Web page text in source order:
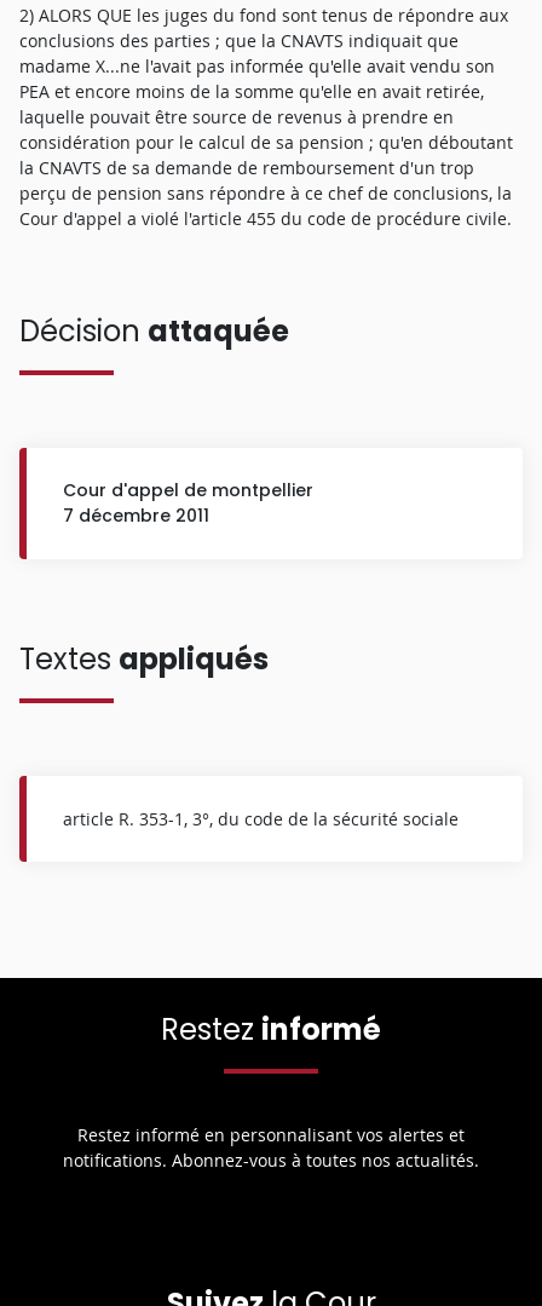
2) ALORS QUE les juges du fond sont tenus de répondre aux
conclusions des parties ; que la CNAVTS indiquait que
madame X...ne l'avait pas informée qu'elle avait vendu son
PEA et encore moins de la somme qu'elle en avait retirée,
laquelle pouvait être source de revenus à prendre en
considération pour le calcul de sa pension ; qu'en déboutant
la CNAVTS de sa demande de remboursement d'un trop
perçu de pension sans répondre à ce chef de conclusions, la
Cour d'appel a violé l'article 455 du code de procédure civile.
Décision attaquée
Cour d'appel de montpellier
7 décembre 2011
Textes appliqués
article R. 353-1, 3°, du code de la sécurité sociale
Restez informé
Restez informé en personnalisant vos alertes et
notifications. Abonnez-vous à toutes nos actualités.